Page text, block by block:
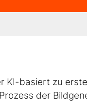
KI-basiert zu
der